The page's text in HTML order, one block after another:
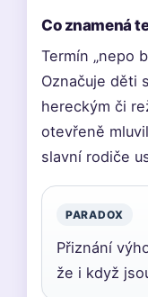
Co znamená
Termín „nepo
Označuje děti
hereckým či
otevřeně
slavní rodiče
PARADOX
Přiznání
že i když